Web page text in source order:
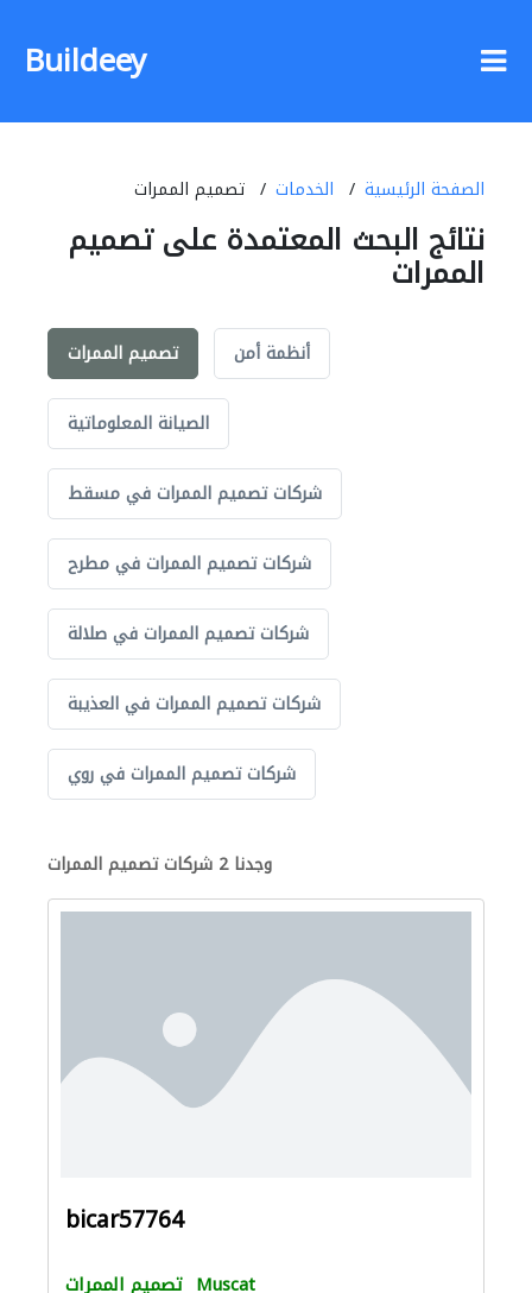
Buildeey
الصفحة الرئيسية الخدمات تصميم الممرات
نتائج البحث المعتمدة على تصميم
الممرات
تصميم الممرات أنظمة أمن
الصيانة المعلوماتية
شركات تصميم الممرات في مسقط
شركات تصميم الممرات في مطرح
شركات تصميم الممرات في صلالة
شركات تصميم الممرات في العذيبة
شركات تصميم الممرات في روي
وجدنا 2 شركات تصميم الممرات
bicar57764
تصميم الممرات Muscat